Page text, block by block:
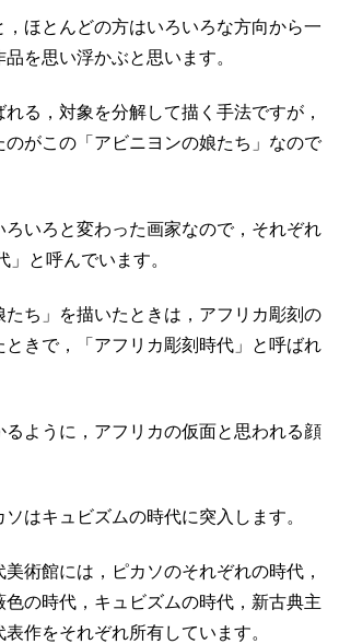
，ほとんどの方はいろいろな方向から一
を思い浮かぶと思います。
る，対象を分解して描く手法ですが，
のがこの「アビニヨンの娘たち」なので
ろいろと変わった画家なので，それぞれ
と呼んでいます。
たち」を描いたときは，アフリカ彫刻の
ときで，「アフリカ彫刻時代」と呼ばれ
るように，アフリカの仮面と思われる顔
はキュビズムの時代に突入します。
術館には，ピカソのそれぞれの時代，
色の時代，キュビズムの時代，新古典主
作をそれぞれ所有しています。